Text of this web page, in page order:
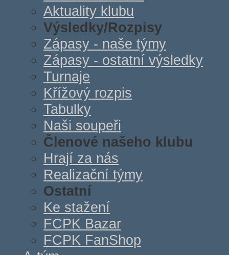
Aktuality klubu
Výsledky/Rozpisy
Zápasy - naše týmy
Zápasy - ostatní výsledky
Turnaje
Křížový rozpis
Tabulky
Naši soupeři
Členové našeho klubu
Hrají za nás
Realizační týmy
Ostatní
Ke stažení
FCPK Bazar
FCPK FanShop